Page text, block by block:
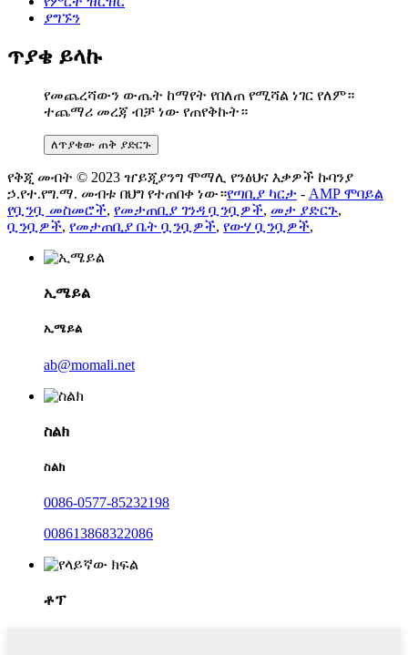
ያግኙን
ጥያቄ ይላኩ
የመጨረሻውን ውጤት ከማየት የበለጠ የሚሻል ነገር የለም።
ተጨማሪ መረጃ ብቻ ነው የጠየቅኩት።
ለጥያቄው ጠቅ ያድርጉ
የቅጂ መብት © 2023 ዠይጂያንግ ሞማሊ የንፅህና እቃዎች ኩባንያ
ኃ.የተ.የግ.ማ. መብቱ በህግ የተጠበቀ ነው።የጣቢያ ካርታ - AMP ሞባይል
የቧንቧ መስመሮች, የመታጠቢያ ገንዳ ቧንቧዎች, መታ ያድርጉ,
ቧንቧዎች, የመታጠቢያ ቤት ቧንቧዎች, የውሃ ቧንቧዎች,
ኢሜይል
ኢሜይል
ab@momali.net
ስልክ
ስልክ
0086-0577-85232198
008613868322086
ቶፕ